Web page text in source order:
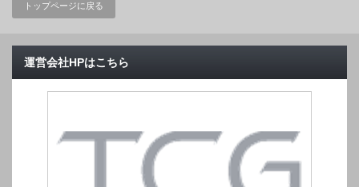
トップページに戻る
運営会社HPはこちら